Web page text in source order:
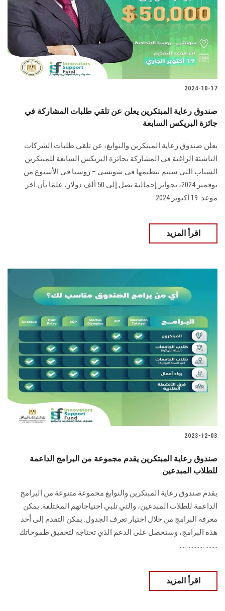
2024-10-17
صندوق رعاية المبتكرين يعلن عن تلقي طلبات المشاركة في
جائزة البريكس السابعة
يعلن صندوق رعاية المبتكرين والنوابغ، عن تلقي طلبات الشركات
الناشئة الراغبة في المشاركة ‏بجائزة البريكس السابعة للمبتكرين
الشباب التي سيتم تنظيمها في سوتشي – روسيا في ‏الأسبوع من
نوفمبر 2024، بجوائز إجمالية تصل إلى 50 ألف دولار، علمًا بأن آخر
موعد ‏ 19 أكتوبر 2024‏‎.‎
اقرأ المزيد
2023-12-03
صندوق رعاية المبتكرين يقدم مجموعة من البرامج الداعمة
للطلاب المبدعين
يقدم صندوق رعاية المبتكرين والنوابغ مجموعة متنوعة من البرامج
الداعمة للطلاب المبدعين، والتي تلبي احتياجاتهم المختلفة. يمكن
معرفة البرامج من خلال اختيار تعرف الجدول. يمكن التقدم إلى أحد
هذه البرامج، وستحصل على الدعم الذي تحتاجه لتحقيق طموحاتك
........ ........... .....
اقرأ المزيد